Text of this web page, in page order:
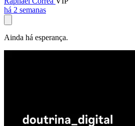
há 2 semanas
Ainda há esperança.